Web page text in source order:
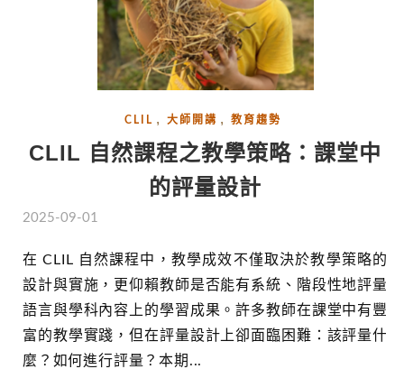
CLIL , 大師開講 , 教育趨勢
CLIL 自然課程之教學策略：課堂中
的評量設計
2025-09-01
在 CLIL 自然課程中，教學成效不僅取決於教學策略的
設計與實施，更仰賴教師是否能有系統、階段性地評量
語言與學科內容上的學習成果。許多教師在課堂中有豐
富的教學實踐，但在評量設計上卻面臨困難：該評量什
麼？如何進行評量？本期...